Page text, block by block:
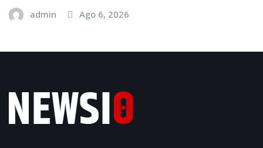
admin Ago 6, 2026